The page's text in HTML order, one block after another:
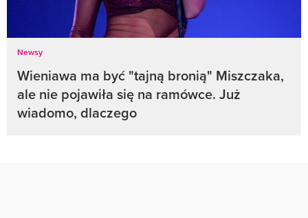
Newsy
Wieniawa ma być "tajną bronią" Miszczaka,
ale nie pojawiła się na ramówce. Już
wiadomo, dlaczego